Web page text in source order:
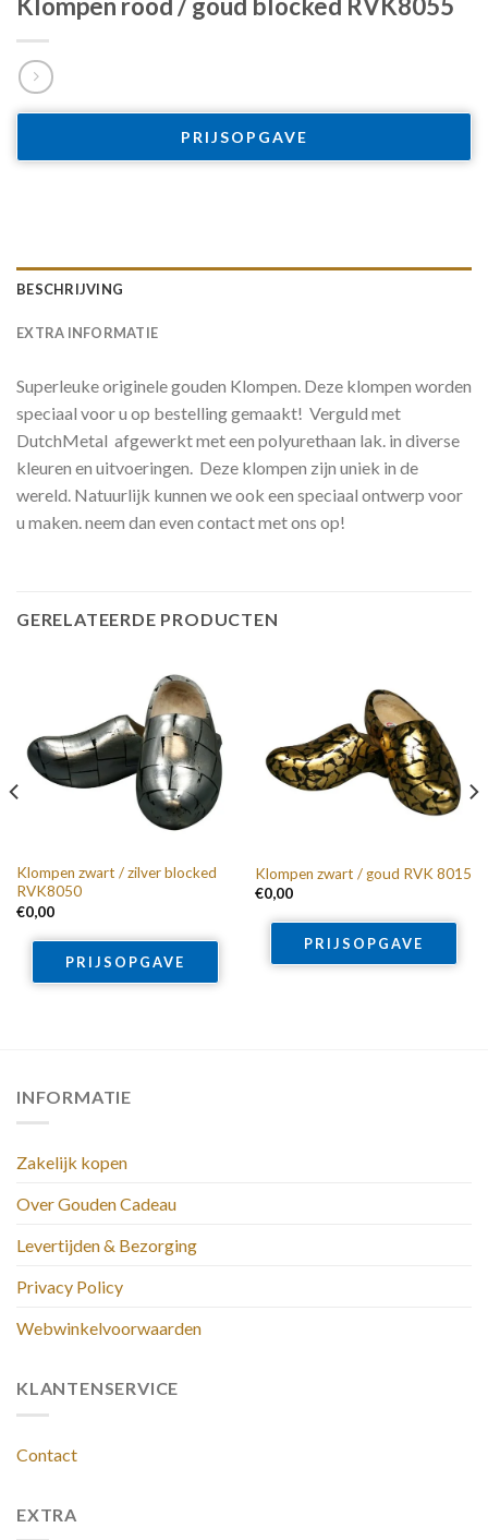
Klompen rood / goud blocked RVK8055
PRIJSOPGAVE
BESCHRIJVING
EXTRA INFORMATIE
Superleuke originele gouden Klompen. Deze klompen worden
speciaal voor u op bestelling gemaakt! Verguld met
DutchMetal afgewerkt met een polyurethaan lak. in diverse
kleuren en uitvoeringen. Deze klompen zijn uniek in de
wereld. Natuurlijk kunnen we ook een speciaal ontwerp voor
u maken. neem dan even contact met ons op!
GERELATEERDE PRODUCTEN
Klompen zwart / zilver blocked
RVK8050
€0,00
PRIJSOPGAVE
Klompen zwart / goud RVK 8015
€0,00
PRIJSOPGAVE
INFORMATIE
Zakelijk kopen
Over Gouden Cadeau
Levertijden & Bezorging
Privacy Policy
Webwinkelvoorwaarden
KLANTENSERVICE
Contact
EXTRA